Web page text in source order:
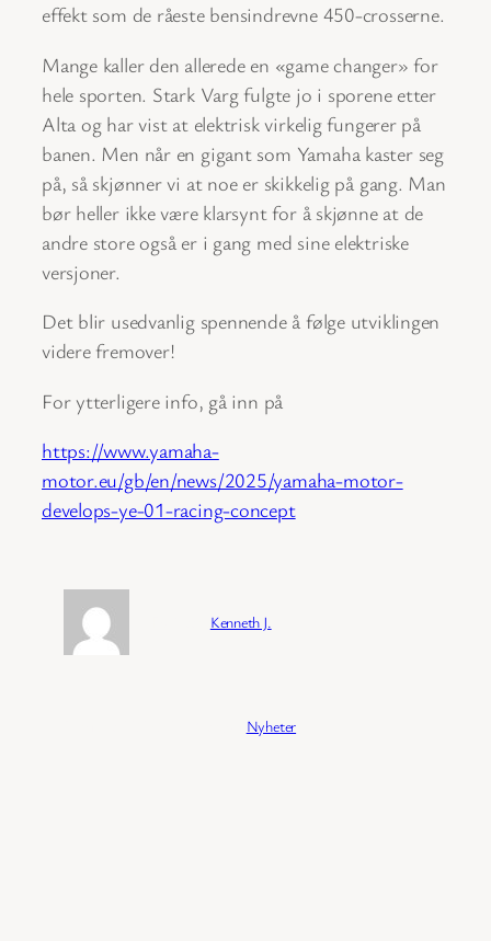
effekt som de råeste bensindrevne 450-crosserne.
Mange kaller den allerede en «game changer» for
hele sporten. Stark Varg fulgte jo i sporene etter
Alta og har vist at elektrisk virkelig fungerer på
banen. Men når en gigant som Yamaha kaster seg
på, så skjønner vi at noe er skikkelig på gang. Man
bør heller ikke være klarsynt for å skjønne at de
andre store også er i gang med sine elektriske
versjoner.
Det blir usedvanlig spennende å følge utviklingen
videre fremover!
For ytterligere info, gå inn på
https://www.yamaha-
motor.eu/gb/en/news/2025/yamaha-motor-
develops-ye-01-racing-concept
Kenneth J.
Nyheter